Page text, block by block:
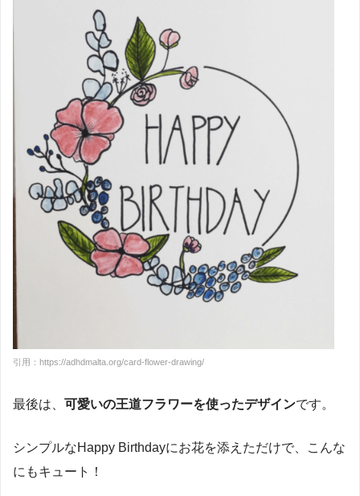
引用：https://adhdmalta.org/card-flower-drawing/
最後は、 可愛いの王道フラワーを使ったデザインです。
シンプルなHappy Birthdayにお花を添えただけで、こんな
にもキュート！